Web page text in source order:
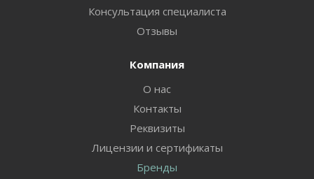
Консультация специалиста
Отзывы
Компания
О нас
Контакты
Реквизиты
Лицензии и сертификаты
Бренды